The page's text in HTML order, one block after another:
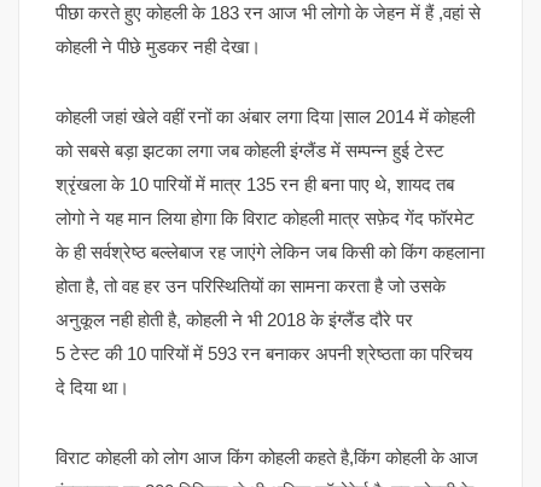
पीछा करते हुए कोहली के 183 रन आज भी लोगो के जेहन में हैं ,वहां से
कोहली ने पीछे मुडकर नही देखा।
कोहली जहां खेले वहीं रनों का अंबार लगा दिया |साल 2014 में कोहली
को सबसे बड़ा झटका लगा जब कोहली इंग्लैंड में सम्पन्न हुई टेस्ट
श्रृंखला के 10 पारियों में मात्र 135 रन ही बना पाए थे, शायद तब
लोगो ने यह मान लिया होगा कि विराट कोहली मात्र सफ़ेद गेंद फॉरमेट
के ही सर्वश्रेष्ठ बल्लेबाज रह जाएंगे लेकिन जब किसी को किंग कहलाना
होता है, तो वह हर उन परिस्थितियों का सामना करता है जो उसके
अनुकूल नही होती है, कोहली ने भी 2018 के इंग्लैंड दौरे पर
5 टेस्ट की 10 पारियों में 593 रन बनाकर अपनी श्रेष्ठता का परिचय
दे दिया था।
विराट कोहली को लोग आज किंग कोहली कहते है,किंग कोहली के आज